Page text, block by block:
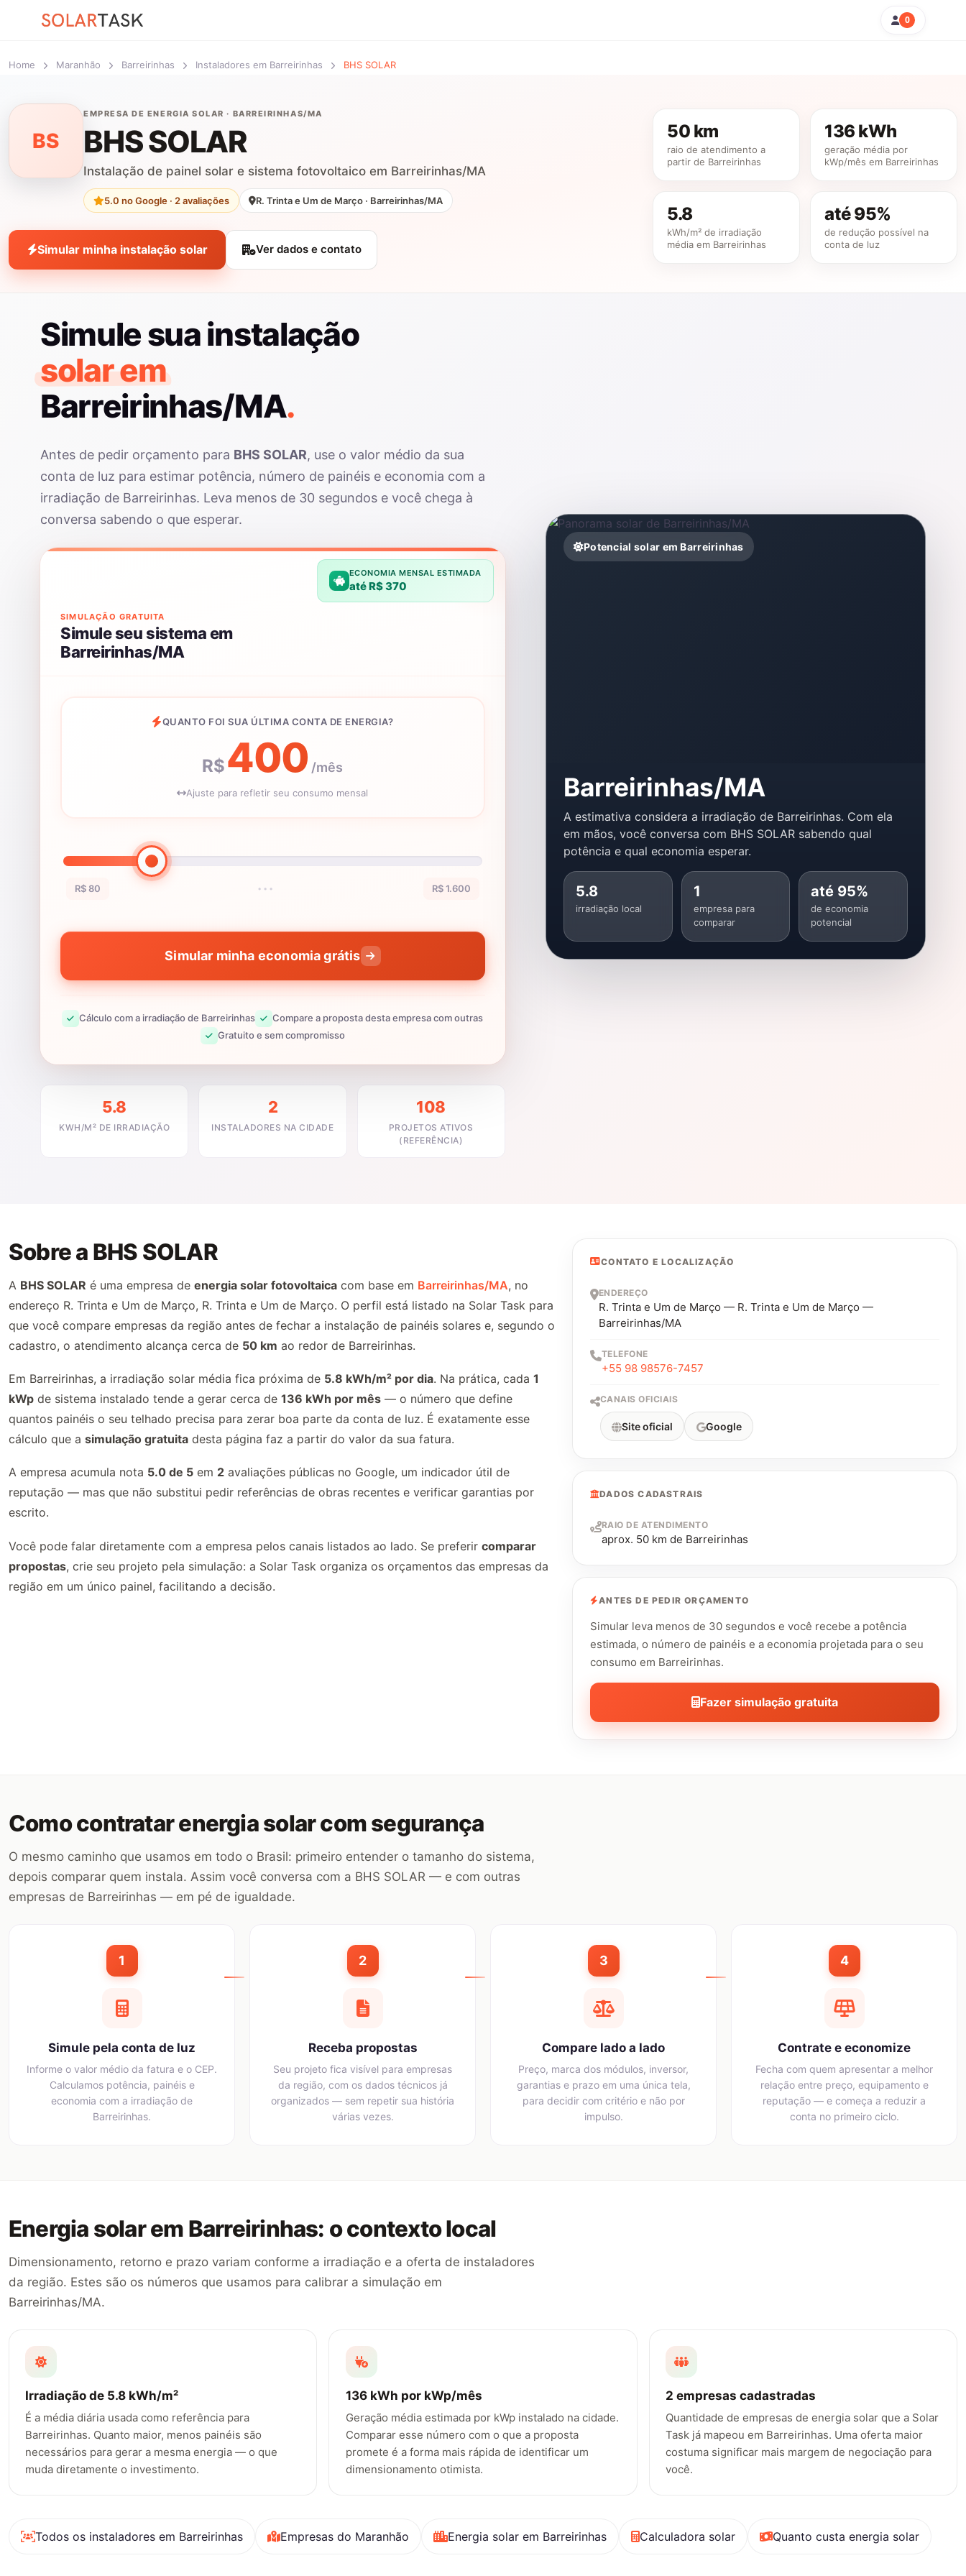
0
Home Maranhão Barreirinhas Instaladores em Barreirinhas BHS SOLAR
BS
EMPRESA DE ENERGIA SOLAR · BARREIRINHAS/MA
BHS SOLAR
Instalação de painel solar e sistema fotovoltaico em Barreirinhas/MA
5.0 no Google · 2 avaliações R. Trinta e Um de Março · Barreirinhas/MA
Simular minha instalação solar Ver dados e contato
50 km
raio de atendimento a
partir de Barreirinhas
136 kWh
geração média por
kWp/mês em Barreirinhas
5.8
kWh/m² de irradiação
média em Barreirinhas
até 95%
de redução possível na
conta de luz
Simule sua instalação
solar em
Barreirinhas/MA.
Antes de pedir orçamento para BHS SOLAR, use o valor médio da sua
conta de luz para estimar potência, número de painéis e economia com a
irradiação de Barreirinhas. Leva menos de 30 segundos e você chega à
conversa sabendo o que esperar.
ECONOMIA MENSAL ESTIMADA
até R$ 370
SIMULAÇÃO GRATUITA
Simule seu sistema em
Barreirinhas/MA
QUANTO FOI SUA ÚLTIMA CONTA DE ENERGIA?
R$400 /mês
Ajuste para refletir seu consumo mensal
R$ 80 ••• R$ 1.600
Simular minha economia grátis
Cálculo com a irradiação de Barreirinhas
Compare a proposta desta empresa com outras
Gratuito e sem compromisso
5.8
KWH/M² DE IRRADIAÇÃO
2
INSTALADORES NA CIDADE
108
PROJETOS ATIVOS
(REFERÊNCIA)
Potencial solar em Barreirinhas
Barreirinhas/MA
A estimativa considera a irradiação de Barreirinhas. Com ela
em mãos, você conversa com BHS SOLAR sabendo qual
potência e qual economia esperar.
5.8
irradiação local
1
empresa para
comparar
até 95%
de economia
potencial
Sobre a BHS SOLAR
A BHS SOLAR é uma empresa de energia solar fotovoltaica com base em Barreirinhas/MA, no
endereço R. Trinta e Um de Março, R. Trinta e Um de Março. O perfil está listado na Solar Task para
que você compare empresas da região antes de fechar a instalação de painéis solares e, segundo o
cadastro, o atendimento alcança cerca de 50 km ao redor de Barreirinhas.
Em Barreirinhas, a irradiação solar média fica próxima de 5.8 kWh/m² por dia. Na prática, cada 1
kWp de sistema instalado tende a gerar cerca de 136 kWh por mês — o número que define
quantos painéis o seu telhado precisa para zerar boa parte da conta de luz. É exatamente esse
cálculo que a simulação gratuita desta página faz a partir do valor da sua fatura.
A empresa acumula nota 5.0 de 5 em 2 avaliações públicas no Google, um indicador útil de
reputação — mas que não substitui pedir referências de obras recentes e verificar garantias por
escrito.
Você pode falar diretamente com a empresa pelos canais listados ao lado. Se preferir comparar
propostas, crie seu projeto pela simulação: a Solar Task organiza os orçamentos das empresas da
região em um único painel, facilitando a decisão.
CONTATO E LOCALIZAÇÃO
ENDEREÇO
R. Trinta e Um de Março — R. Trinta e Um de Março —
Barreirinhas/MA
TELEFONE
+55 98 98576-7457
CANAIS OFICIAIS
Site oficial Google
DADOS CADASTRAIS
RAIO DE ATENDIMENTO
aprox. 50 km de Barreirinhas
ANTES DE PEDIR ORÇAMENTO
Simular leva menos de 30 segundos e você recebe a potência
estimada, o número de painéis e a economia projetada para o seu
consumo em Barreirinhas.
Fazer simulação gratuita
Como contratar energia solar com segurança
O mesmo caminho que usamos em todo o Brasil: primeiro entender o tamanho do sistema,
depois comparar quem instala. Assim você conversa com a BHS SOLAR — e com outras
empresas de Barreirinhas — em pé de igualdade.
1
Simule pela conta de luz
Informe o valor médio da fatura e o CEP.
Calculamos potência, painéis e
economia com a irradiação de
Barreirinhas.
2
Receba propostas
Seu projeto fica visível para empresas
da região, com os dados técnicos já
organizados — sem repetir sua história
várias vezes.
3
Compare lado a lado
Preço, marca dos módulos, inversor,
garantias e prazo em uma única tela,
para decidir com critério e não por
impulso.
4
Contrate e economize
Fecha com quem apresentar a melhor
relação entre preço, equipamento e
reputação — e começa a reduzir a
conta no primeiro ciclo.
Energia solar em Barreirinhas: o contexto local
Dimensionamento, retorno e prazo variam conforme a irradiação e a oferta de instaladores
da região. Estes são os números que usamos para calibrar a simulação em
Barreirinhas/MA.
Irradiação de 5.8 kWh/m²
É a média diária usada como referência para
Barreirinhas. Quanto maior, menos painéis são
necessários para gerar a mesma energia — o que
muda diretamente o investimento.
136 kWh por kWp/mês
Geração média estimada por kWp instalado na cidade.
Comparar esse número com o que a proposta
promete é a forma mais rápida de identificar um
dimensionamento otimista.
2 empresas cadastradas
Quantidade de empresas de energia solar que a Solar
Task já mapeou em Barreirinhas. Uma oferta maior
costuma significar mais margem de negociação para
você.
Todos os instaladores em Barreirinhas Empresas do Maranhão Energia solar em Barreirinhas Calculadora solar Quanto custa energia solar